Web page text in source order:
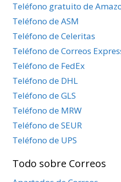
Teléfono gratuito de
Teléfono de ASM
Teléfono de Celeritas
Teléfono de Correos
Teléfono de FedEx
Teléfono de DHL
Teléfono de GLS
Teléfono de MRW
Teléfono de SEUR
Teléfono de UPS
Todo sobre Correos